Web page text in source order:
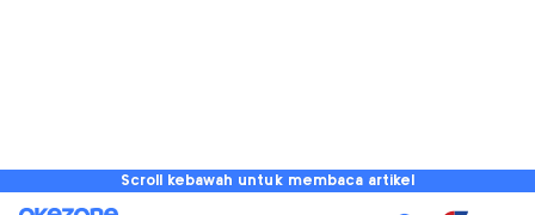
Scroll kebawah untuk membaca artikel